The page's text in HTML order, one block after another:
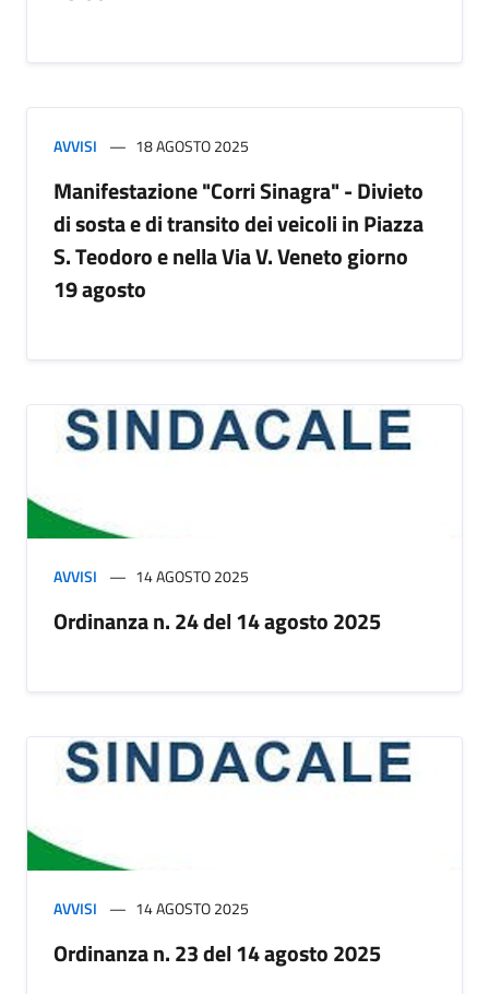
AVVISI 18 AGOSTO 2025
Manifestazione "Corri Sinagra" - Divieto
di sosta e di transito dei veicoli in Piazza
S. Teodoro e nella Via V. Veneto giorno
19 agosto
AVVISI 14 AGOSTO 2025
Ordinanza n. 24 del 14 agosto 2025
AVVISI 14 AGOSTO 2025
Ordinanza n. 23 del 14 agosto 2025